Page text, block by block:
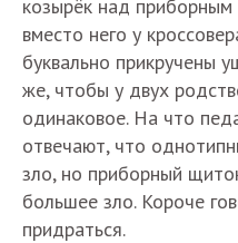
козырёк над
вместо него у
буквально прикручены
же, чтобы у двух
одинаковое. На что
отвечают, что
зло, но приборный
большее зло. Короче
придраться.